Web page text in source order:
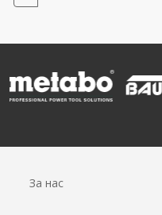
За нас